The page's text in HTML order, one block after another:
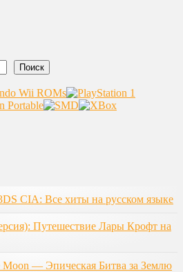
Поиск
CIA: Все хиты на русском языке
Путешествие Лары Крофт на
Moon — Эпическая Битва за Землю